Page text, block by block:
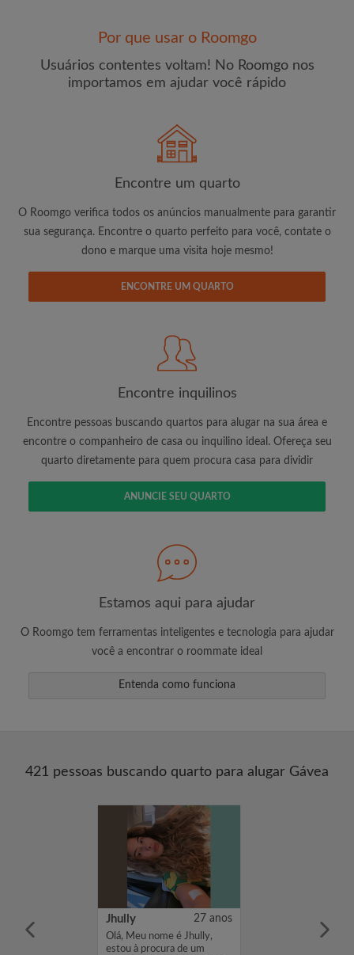
Li, entendi e concordo com os
Termos e Condições de
uso e com a Política de Privadicade
CRIAR PERFIL
É 100% grátis!
Crie uma conta e comece a procurar
Envie mensagens ilimitadas para todos os
Solicite ilimitadas visitas aos quartos
changes de encontrar um quarto
Por que usar o Roomgo
Usuários contentes voltam! No Roomgo nos
importamos em ajudar você rápido
Encontre um quarto
O Roomgo verifica todos os anúncios manualmente para garantir
sua segurança. Encontre o quarto perfeito para você, contate o
dono e marque uma visita hoje mesmo!
ENCONTRE UM QUARTO
Encontre inquilinos
Encontre pessoas buscando quartos para alugar na sua área e
encontre o companheiro de casa ou inquilino ideal. Ofereça seu
quarto diretamente para quem procura casa para dividir
ANUNCIE SEU QUARTO
Estamos aqui para ajudar
O Roomgo tem ferramentas inteligentes e tecnologia para ajudar
você a encontrar o roommate ideal
Entenda como funciona
421 pessoas buscando quarto para alugar Gávea
para casal
Jhully 27 anos
Olá, Meu nome é Jhully,
estou à procura de um